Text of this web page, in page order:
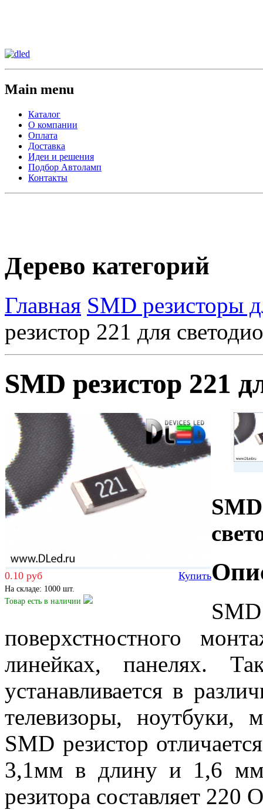
Main menu
Каталог
О компании
Оплата
Доставка
Идеи и решения
Подбор Автоламп
Контакты
Дерево категорий
Главная SMD резисторы
резистор 221 для
SMD резистор 221
0.10 руб Купить
На складе: 1000 шт.
Товар есть в наличии
SMD
поверхстностного
линейках, панелях.
устанавливается в
телевизоры, ноутбуки,
SMD резистор
3,1мм в длину и 1,6
резитора составляет 220